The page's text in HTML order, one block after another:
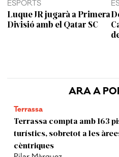
ARA A
Terrassa
Terrassa compta amb 163
turístics, sobretot a les
cèntriques
ESPORTS
Luque JR jugarà a Primera
Divisió amb el Qatar SC